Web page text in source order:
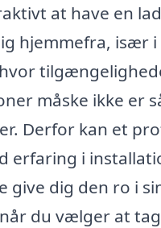
at have en
hjemmefra, især i
måske ikke er
Derfor kan et
erfaring i
give dig den ro i
du vælger at